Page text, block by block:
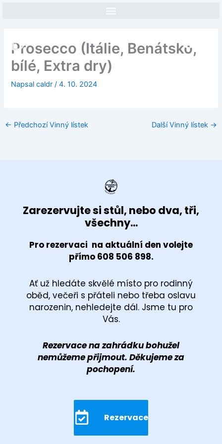
Prosecco (Itálie, Benátsko,
bílé, Extra dry)
Napsalcaldr/4. 10. 2024
← Předchozí Vinný lístek Další Vinný lístek →
Zarezervujte si stůl, nebo dva, tři,
všechny...
Pro rezervaci na aktuální den volejte
přímo 608 506 898.
Ať už hledáte skvělé místo pro rodinný
oběd, večeři s přáteli nebo třeba oslavu
narozenin, nehledejte dál. Jsme tu pro
Vás.
Rezervace na zahrádku bohužel
nemůžeme přijmout. Děkujeme za
pochopení.
Rezervace